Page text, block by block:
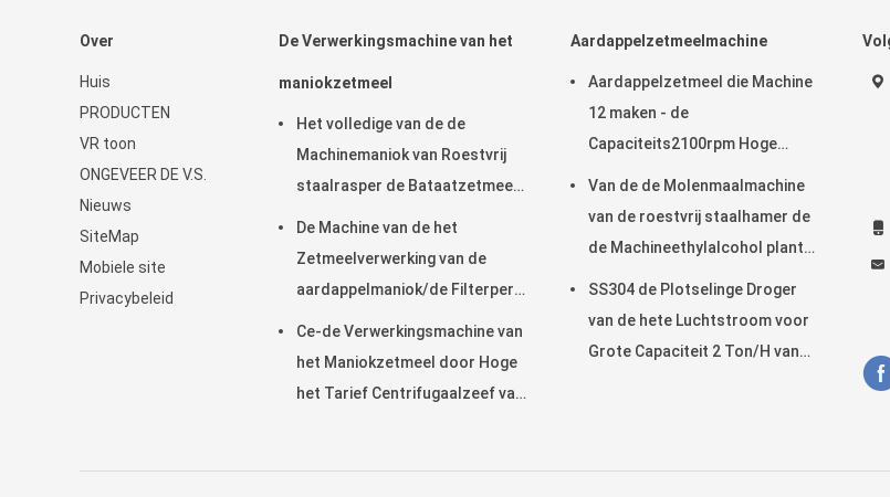
Over
Huis
PRODUCTEN
VR toon
ONGEVEER DE V.S.
Nieuws
SiteMap
Mobiele site
Privacybeleid
De Verwerkingsmachine van het
maniokzetmeel
Het volledige van de de
Machinemaniok van Roestvrij
staalrasper de Bataatzetmeel
De Machine van de het
Zetmeelverwerking van de
aardappelmaniok/de Filterpers
Ce-de Verwerkingsmachine van
het Maniokzetmeel door Hoge
het Tarief Centrifugaalzeef van
Aardappelzetmeelmachine
Aardappelzetmeel die Machine
12 maken - de
Capaciteits2100rpm Hoge
Van de de Molenmaalmachine
van de roestvrij staalhamer de
de Machineethylalcohol plant
SS304 de Plotselinge Droger
van de hete Luchtstroom voor
Grote Capaciteit 2 Ton/H van